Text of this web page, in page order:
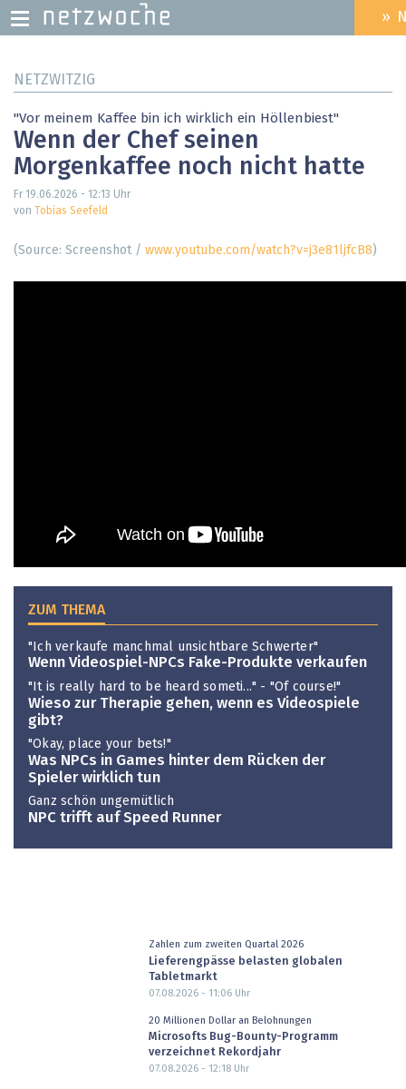
zum
HEADER
MENU
»
NETZWITZIG
"Vor meinem Kaffee bin ich wirklich ein Höllenbiest"
Wenn der Chef seinen
Morgenkaffee noch nicht hatte
Fr 19.06.2026 - 12:13 Uhr
von
Tobias Seefeld
(Source: Screenshot / www.youtube.com/watch?v=j3e81ljfcB8 )
ZUM THEMA
"Ich verkaufe manchmal unsichtbare Schwerter"
Wenn Videospiel-NPCs Fake-Produkte verkaufen
"It is really hard to be heard someti..." - "Of course!"
Wieso zur Therapie gehen, wenn es Videospiele
gibt?
"Okay, place your bets!"
Was NPCs in Games hinter dem Rücken der
Spieler wirklich tun
Ganz schön ungemütlich
NPC trifft auf Speed Runner
Zahlen zum zweiten Quartal 2026
Lieferengpässe belasten globalen
Tabletmarkt
07.08.2026 - 11:06Uhr
20 Millionen Dollar an Belohnungen
Microsofts Bug-Bounty-Programm
verzeichnet Rekordjahr
07.08.2026 - 12:18Uhr